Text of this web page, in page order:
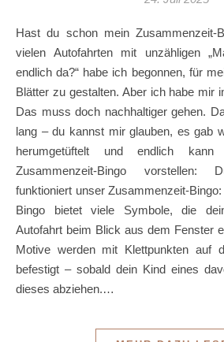
Hast du schon mein Zusammenzeit-Bingo entdeckt? Nach
vielen Autofahrten mit unzähligen
endlich da?“ habe ich begonnen, für
Blätter zu gestalten. Aber ich habe mir
Das muss doch nachhaltiger gehen.
lang – du kannst mir glauben, es gab
herumgetüftelt und endlich
Zusammenzeit-Bingo
funktioniert unser Zusammenzeit-
Bingo bietet viele Symbole, die
Autofahrt beim Blick aus dem Fenster
Motive werden mit Klettpunkten auf
befestigt – sobald dein Kind eines
dieses abziehen.…